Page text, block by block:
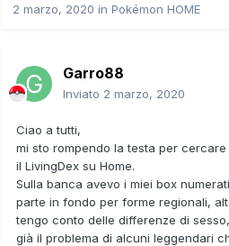
2 marzo, 2020 in Pokémon HOME
Garro88
Inviato 2 marzo, 2020
Ciao a tutti,
mi sto rompendo la testa per
il LivingDex su Home.
Sulla banca avevo i miei box
parte in fondo per forme regionali,
tengo conto delle differenze di
già il problema di alcuni leggendari